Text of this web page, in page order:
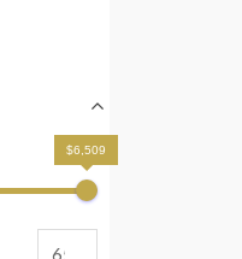
$6,509